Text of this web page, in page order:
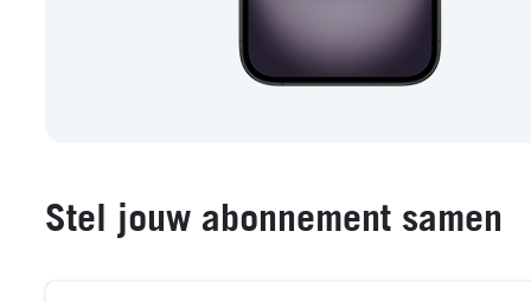
Stel jouw abonnement samen